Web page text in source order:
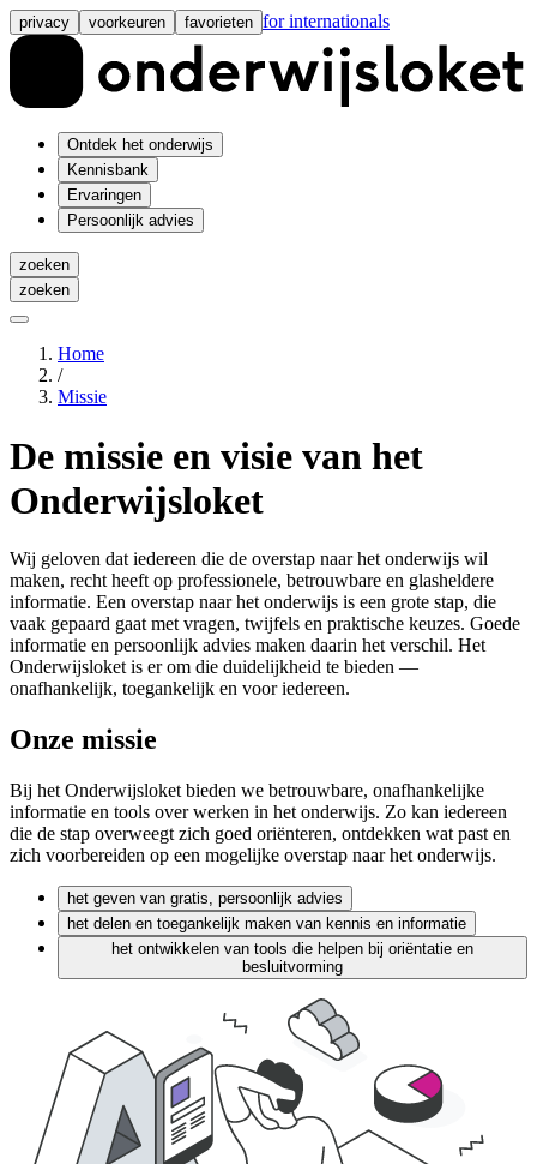
privacy voorkeuren favorieten for internationals
Ontdek het onderwijs
Kennisbank
Ervaringen
Persoonlijk advies
zoeken
zoeken
Home
/
Missie
De missie en visie van het
Onderwijsloket
Wij geloven dat iedereen die de overstap naar het onderwijs wil
maken, recht heeft op professionele, betrouwbare en glasheldere
informatie. Een overstap naar het onderwijs is een grote stap, die
vaak gepaard gaat met vragen, twijfels en praktische keuzes. Goede
informatie en persoonlijk advies maken daarin het verschil. Het
Onderwijsloket is er om die duidelijkheid te bieden —
onafhankelijk, toegankelijk en voor iedereen.
Onze missie
Bij het Onderwijsloket bieden we betrouwbare, onafhankelijke
informatie en tools over werken in het onderwijs. Zo kan iedereen
die de stap overweegt zich goed oriënteren, ontdekken wat past en
zich voorbereiden op een mogelijke overstap naar het onderwijs.
het geven van gratis, persoonlijk advies
het delen en toegankelijk maken van kennis en informatie
het ontwikkelen van tools die helpen bij oriëntatie en
besluitvorming